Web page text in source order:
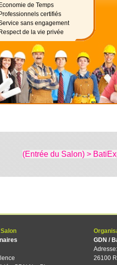
de Temps
certifiés
sans engagement
de la vie privée
(Entrée du Salon) >
GDN /
26100